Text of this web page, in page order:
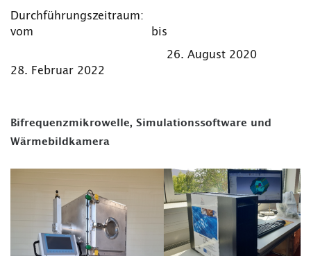
Durchführungszeitraum:
vom bis
26. August 2020
28. Februar 2022
Bifrequenzmikrowelle, Simulationssoftware und
Wärmebildkamera